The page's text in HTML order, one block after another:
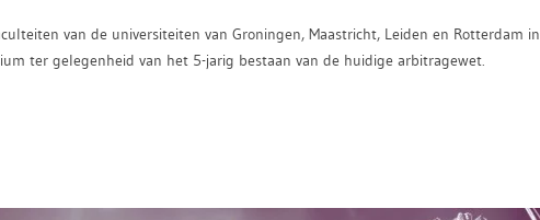
van de universiteiten van Groningen, Maastricht, Leiden en Rotterdam in
ter gelegenheid van het 5-jarig bestaan van de huidige arbitragewet.